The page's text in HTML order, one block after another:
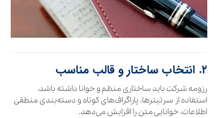
۲. انتخاب ساختار و قالب مناسب
رزومه شرکت باید ساختاری منظم و خوانا داشته باشد.
استفاده از سرتیترها، پاراگراف‌های کوتاه و دسته‌بندی منطقی
اطلاعات، خوانایی متن را افزایش می‌دهد.